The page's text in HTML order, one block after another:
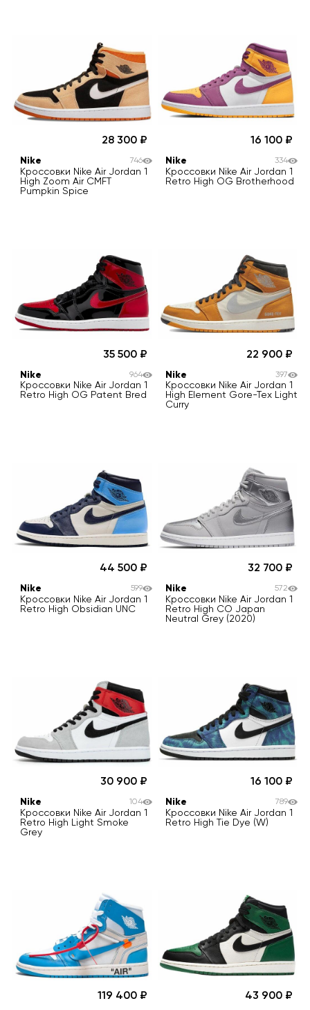
28 300
Nike
Кроссовки Nike Air Jordan 1
High Zoom Air CMFT
Pumpkin Spice
746
16 100
Nike
Кроссовки Nike Air Jordan 1
Retro High OG Brotherhood
334
35 500
Nike
Кроссовки Nike Air Jordan 1
Retro High OG Patent Bred
964
22 900
Nike
Кроссовки Nike Air Jordan 1
High Element Gore-Tex Light
Curry
397
44 500
Nike
Кроссовки Nike Air Jordan 1
Retro High Obsidian UNC
599
32 700
Nike
Кроссовки Nike Air Jordan 1
Retro High CO Japan
Neutral Grey (2020)
572
30 900
Nike
Кроссовки Nike Air Jordan 1
Retro High Light Smoke
Grey
104
16 100
Nike
Кроссовки Nike Air Jordan 1
Retro High Tie Dye (W)
789
119 400 43 900